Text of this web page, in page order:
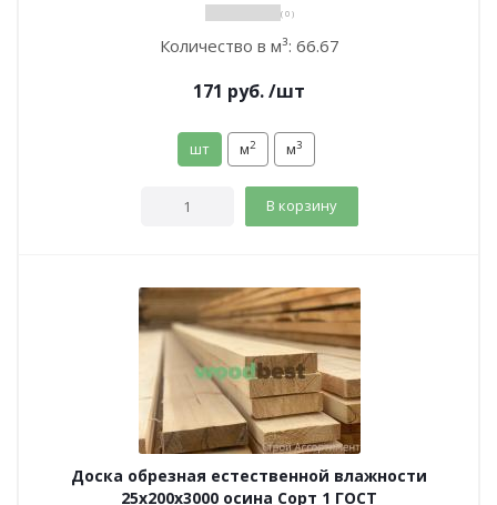
( 0 )
Количество в м³: 66.67
171 руб./шт
шт м2 м3
В корзину
Доска обрезная естественной влажности
25х200х3000 осина Сорт 1 ГОСТ